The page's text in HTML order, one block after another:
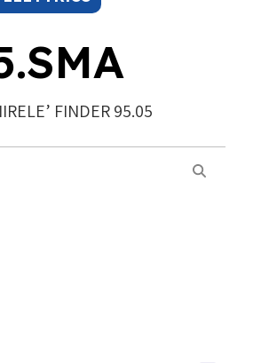
FINDER 95.05